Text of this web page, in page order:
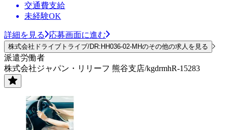
交通費支給
未経験OK
詳細を見る 応募画面に進む
株式会社ドライブトライブ/DR:HH036-02-MHのその他の求人を見る
派遣労働者
株式会社ジャパン・リリーフ 熊谷支店/kgdrmhR-15283